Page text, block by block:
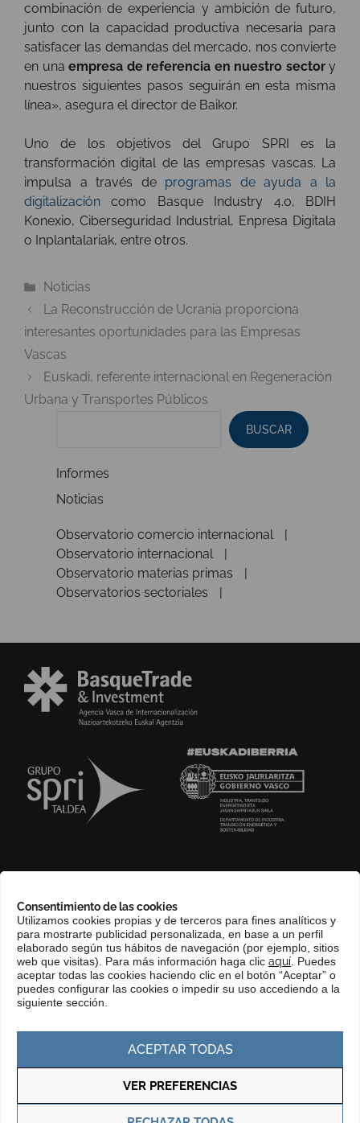
Consentimiento de las cookies
Utilizamos cookies propias y de terceros para fines analíticos y
para mostrarte publicidad personalizada, en base a un perfil
elaborado según tus hábitos de navegación (por ejemplo, sitios
web que visitas). Para más información haga clic aquí . Puedes
aceptar todas las cookies haciendo clic en el botón “Aceptar” o
puedes configurar las cookies o impedir su uso accediendo a la
siguiente sección.
ACEPTAR TODAS
VER PREFERENCIAS
combinación de experiencia y ambición de futuro,
junto con la capacidad productiva necesaria para
satisfacer las demandas del mercado, nos convierte
en una empresa de referencia en nuestro sector y
nuestros siguientes pasos seguirán en esta misma
línea», asegura el director de Baikor.
Uno de los objetivos del Grupo SPRI es la
transformación digital de las empresas vascas. La
impulsa a través de programas de ayuda a la
digitalización como Basque Industry 4.0, BDIH
Konexio, Ciberseguridad Industrial, Enpresa Digitala
o Inplantalariak, entre otros.
Categorías
Noticias
La Reconstrucción de Ucrania proporciona
interesantes oportunidades para las Empresas
Vascas
Euskadi, referente internacional en Regeneración
Urbana y Transportes Públicos
BUSCAR
Informes
Noticias
Observatorio comercio internacional
Observatorio internacional
Observatorio materias primas
Observatorios sectoriales
COMPLIANCE CHANNEL
CONTACTO
EUSKERA
PERFIL DEL CONTRATANTE
Política de privacidad Política de cookies